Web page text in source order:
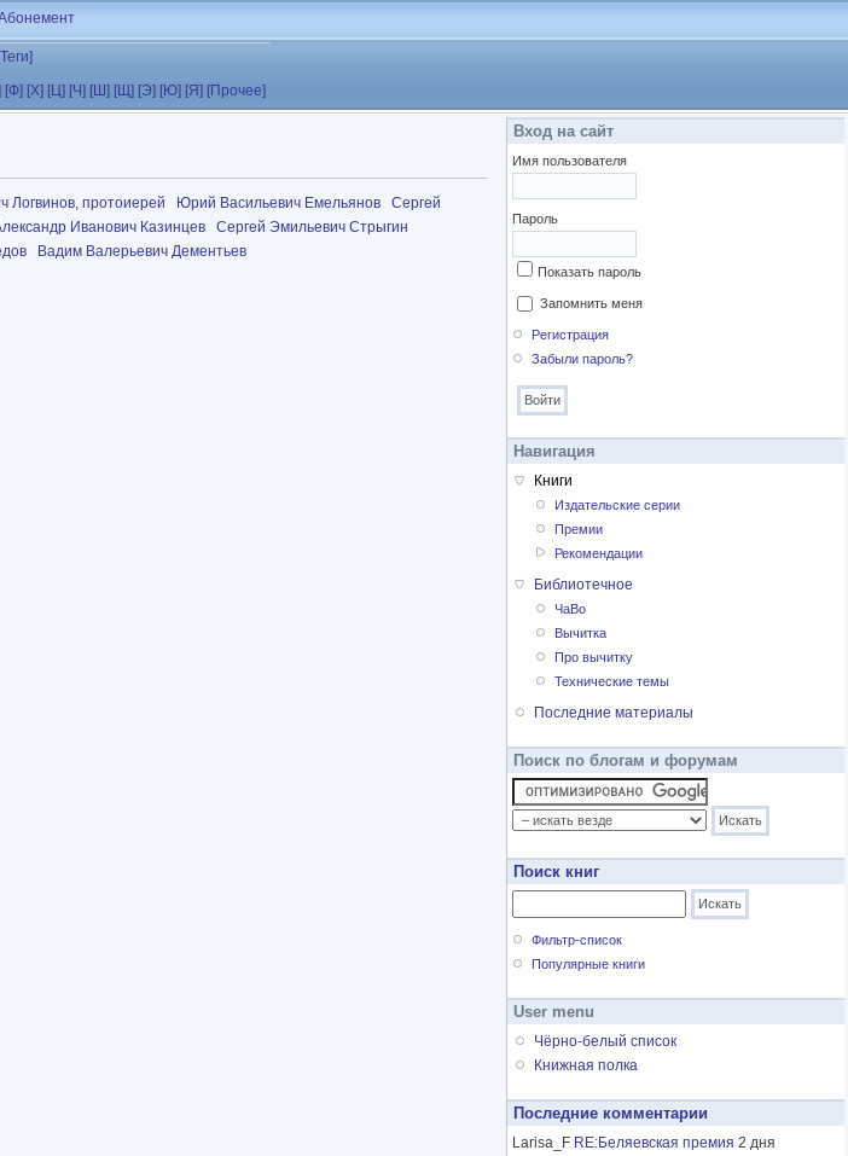
[Теги]
[Ф] [Х] [Ц] [Ч] [Ш] [Щ] [Э] [Ю] [Я] [Прочее]
Логвинов, протоиерей Юрий Васильевич Емельянов
Сергей
Иванович Казинцев
Сергей Эмильевич Стрыгин
Вадим Валерьевич Дементьев
Вход на сайт
Имя пользователя
Пароль
Показать пароль
Запомнить меня
Регистрация
Забыли пароль?
Навигация
Книги
Издательские серии
Премии
Рекомендации
Библиотечное
ЧаВо
Вычитка
Про вычитку
Технические темы
Последние материалы
Поиск по блогам и форумам
Поиск книг
Фильтр-список
Популярные книги
User menu
Чёрно-белый список
Книжная полка
Последние комментарии
Larisa_F RE:Беляевская премия 2 дня